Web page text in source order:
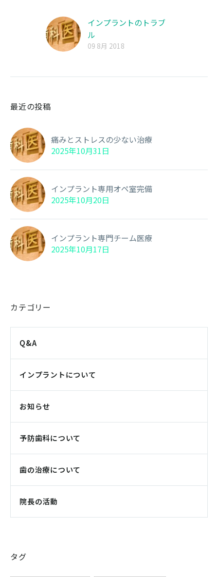
インプラントのトラブ
ル
09 8月 2018
最近の投稿
痛みとストレスの少ない治療
2025年10月31日
インプラント専用オペ室完備
2025年10月20日
インプラント専門チーム医療
2025年10月17日
カテゴリー
Q&A
インプラントについて
お知らせ
予防歯科について
歯の治療について
院長の活動
タグ